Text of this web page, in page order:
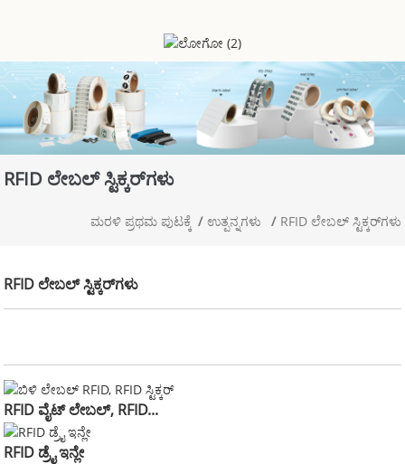
RFID ಲೇಬಲ್ ಸ್ಟಿಕ್ಕರ್‌ಗಳು
ಮರಳಿ ಪ್ರಥಮ ಪುಟಕ್ಕೆ ಉತ್ಪನ್ನಗಳು RFID ಲೇಬಲ್ ಸ್ಟಿಕ್ಕರ್‌ಗಳು
RFID ಲೇಬಲ್ ಸ್ಟಿಕ್ಕರ್‌ಗಳು
RFID ವೈಟ್ ಲೇಬಲ್, RFID...
RFID ಡ್ರೈ ಇನ್ಲೇ